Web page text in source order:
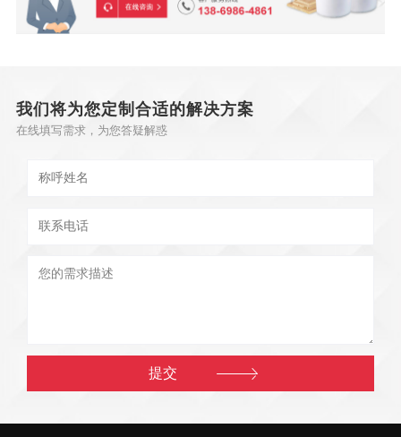
我们将为您定制合适的解决方案
在线填写需求，为您答疑解惑